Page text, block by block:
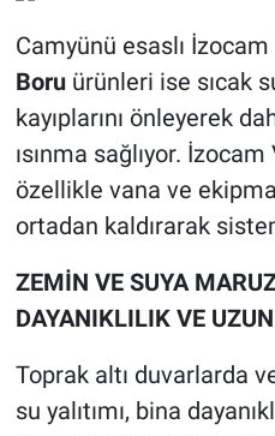
Camyünü esaslı
Boru ürünleri ise sıcak
kayıplarını önleyerek
ısınma sağlıyor.
özellikle vana ve
ortadan kaldırarak
ZEMİN VE SUYA
DAYANIKLILIK VE
Toprak altı duvarlarda
su yalıtımı, bina